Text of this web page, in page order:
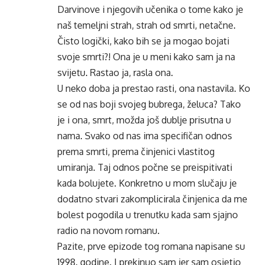
Darvinove i njegovih učenika o tome kako je
naš temeljni strah, strah od smrti, netačne.
Čisto logički, kako bih se ja mogao bojati
svoje smrti?! Ona je u meni kako sam ja na
svijetu. Rastao ja, rasla ona.
U neko doba ja prestao rasti, ona nastavila. Ko
se od nas boji svojeg bubrega, želuca? Tako
je i ona, smrt, možda još dublje prisutna u
nama. Svako od nas ima specifičan odnos
prema smrti, prema činjenici vlastitog
umiranja. Taj odnos počne se preispitivati
kada bolujete. Konkretno u mom slučaju je
dodatno stvari zakomplicirala činjenica da me
bolest pogodila u trenutku kada sam sjajno
radio na novom romanu.
Pazite, prve epizode tog romana napisane su
1998. godine. I prekinuo sam jer sam osjetio